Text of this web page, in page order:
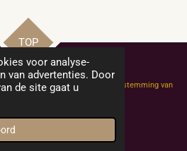
voor analyse-
van advertenties. Door
de site gaat u
TOP
van deze website mag zonder toestemming van
of vermenigvuldigd.